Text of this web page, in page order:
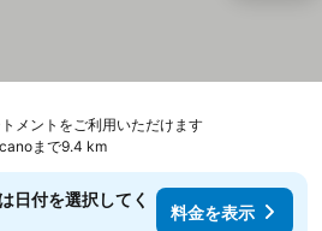
メントをご利用いただけます
まで9.4 km
日付を選択してく
料金を表示